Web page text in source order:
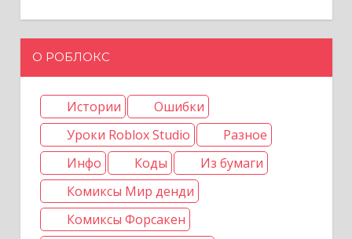
О РОБЛОКС
Истории
Ошибки
Уроки Roblox Studio
Разное
Инфо
Коды
Из бумаги
Комиксы Мир денди
Комиксы Форсакен